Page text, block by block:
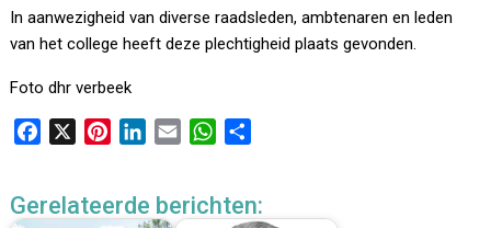
In aanwezigheid van diverse raadsleden, ambtenaren en leden
van het college heeft deze plechtigheid plaats gevonden.
Foto dhr verbeek
e
t
k
i
W
t
e
Gerelateerde berichten: